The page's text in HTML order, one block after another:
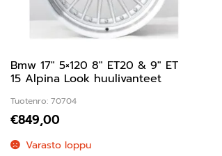
Bmw 17″ 5×120 8″ ET20 & 9″ ET
15 Alpina Look huulivanteet
Tuotenro: 70704
€849,00
Varasto loppu